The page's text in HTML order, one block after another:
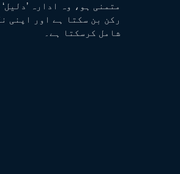
متمنی ہو، وہ ادارہ
رکن بن سکتا ہے اور اپنی
شامل کرسکتا ہے۔